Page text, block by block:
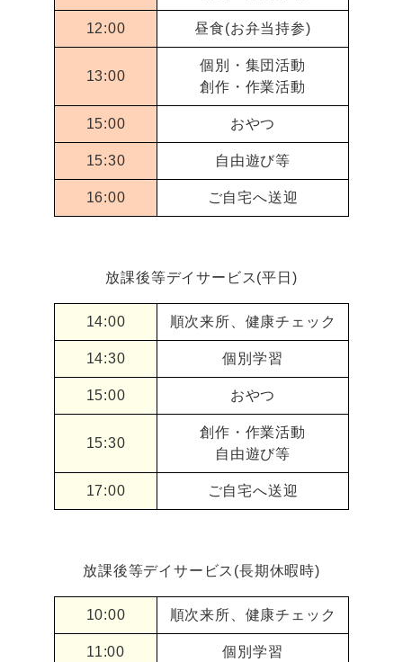
12:00 昼食(お弁当持参)
13:00
個別・集団活動
創作・作業活動
15:00 おやつ
15:30 自由遊び等
16:00 ご自宅へ送迎
放課後等デイサービス(平日)
14:00 順次来所、健康チェック
14:30 個別学習
15:00 おやつ
15:30
創作・作業活動
自由遊び等
17:00 ご自宅へ送迎
放課後等デイサービス(長期休暇時)
10:00 順次来所、健康チェック
11:00 個別学習